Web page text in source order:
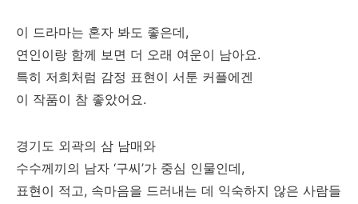
이 드라마는 혼자 봐도 좋은데,
연인이랑 함께 보면 더 오래 여운이 남아요.
특히 저희처럼 감정 표현이 서툰 커플에겐
이 작품이 참 좋았어요.
경기도 외곽의 삼 남매와
수수께끼의 남자 ‘구씨’가 중심 인물인데,
표현이 적고, 속마음을 드러내는 데 익숙하지 않은 사람들